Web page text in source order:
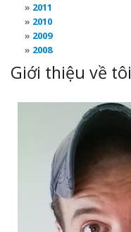
2011
2010
2009
2008
Giới thiệu về tôi